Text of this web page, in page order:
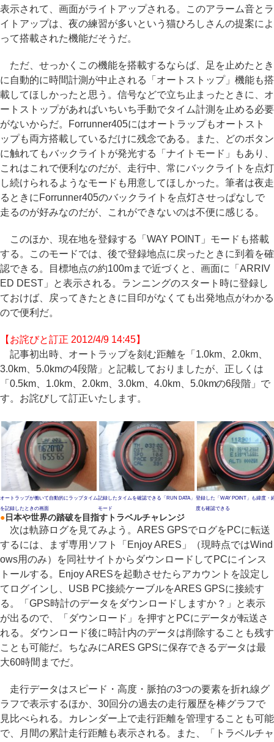
表示されて、画面がライトアップされる。このアラーム音とラ
イトアップは、夜の練習が多いという猫ひろしさんの提案によ
って搭載された機能だそうだ。
ただ、せっかくこの機能を搭載するならば、足を止めたとき
に自動的に時間計測が中止される「オートストップ」機能も搭
載してほしかったと思う。信号などで立ち止まったときに、オ
ートストップがあればいちいち手動でタイム計測を止める必要
がないからだ。Forrunner405にはオートラップもオートスト
ップも両方搭載しているだけに残念である。また、どのボタン
に触れてもバックライトが発光する「ナイトモード」もあり、
これはこれで便利なのだが、走行中、常にバックライトを点灯
し続けられるようなモードも用意してほしかった。筆者は夜走
るときにForrunner405のバックライトを点灯させっぱなしで
走るのが好みなのだが、これができないのは不便に感じる。
このほか、現在地を登録する「WAY POINT」モードも搭載
する。このモードでは、後で登録地点に戻ったときに到着を確
認できる。目標地点の約100mまで近づくと、画面に「ARRIV
ED DEST」と表示される。ランニングのスタート時に登録し
ておけば、戻ってきたときに目印がなくても出発地点がわかる
ので便利だ。
【お詫びと訂正 2012/4/9 14:45】
記事初出時、オートラップを刻む距離を「1.0km、2.0km、
3.0km、5.0kmの4段階」と記載しておりましたが、正しくは
「0.5km、1.0km、2.0km、3.0km、4.0km、5.0kmの6段階」で
す。お詫びして訂正いたします。
オートラップが働いて自動的にラップタイム
を記録したときの画面
記録したタイムを確認できる「RUN DATA」
モード
登録した「WAY POINT」も緯度・
度も確認できる
●日本や世界の踏破を目指すトラベルチャレンジ
次は軌跡ログを見てみよう。ARES GPSでログをPCに転送
するには、まず専用ソフト「Enjoy ARES」（現時点ではWind
ows用のみ）を同社サイトからダウンロードしてPCにインス
トールする。Enjoy ARESを起動させたらアカウントを設定し
てログインし、USB PC接続ケーブルをARES GPSに接続す
る。「GPS時計のデータをダウンロードしますか？」と表示
が出るので、「ダウンロード」を押すとPCにデータが転送さ
れる。ダウンロード後に時計内のデータは削除することも残す
ことも可能だ。ちなみにARES GPSに保存できるデータは最
大60時間までだ。
走行データはスピード・高度・脈拍の3つの要素を折れ線グ
ラフで表示するほか、30回分の過去の走行履歴を棒グラフで
見比べられる。カレンダー上で走行距離を管理することも可能
で、月間の累計走行距離も表示される。また、「トラベルチャ